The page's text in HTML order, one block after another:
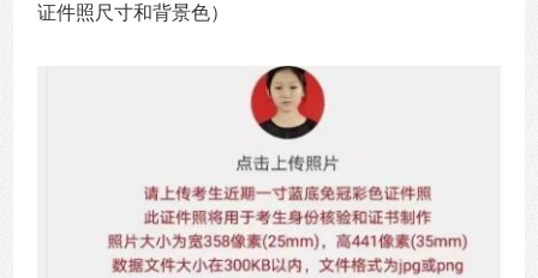
证件照尺寸和背景色）